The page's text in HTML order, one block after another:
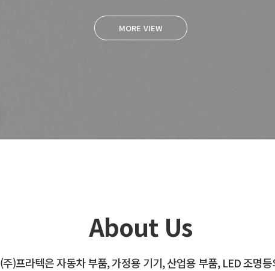
MORE VIEW
About Us
(주)프라텍은 자동차 부품, 가정용 기기, 산업용 부품, LED 조명등